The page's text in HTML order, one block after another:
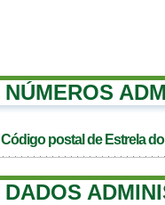
NÚMEROS
Código postal de Estrela
DADOS